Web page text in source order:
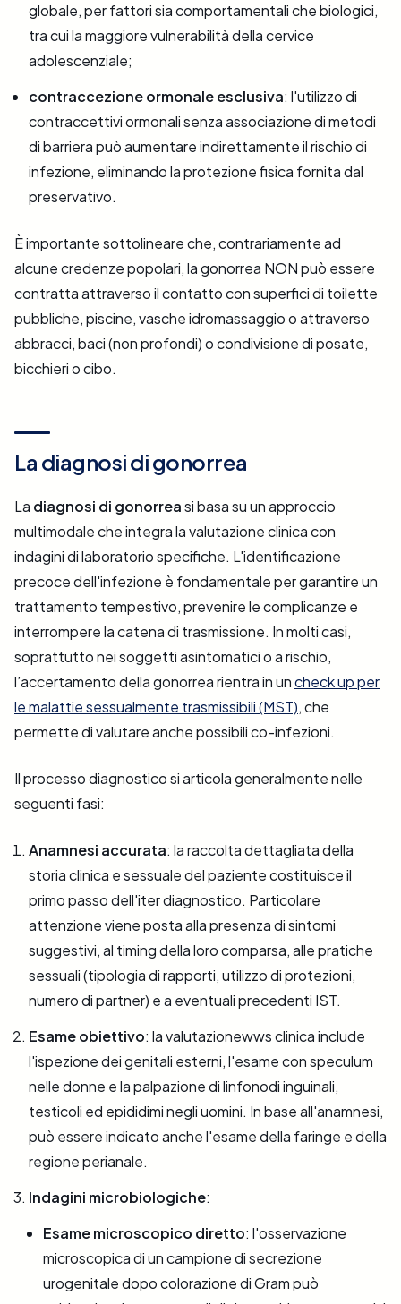
globale, per fattori sia comportamentali che biologici,
tra cui la maggiore vulnerabilità della cervice
adolescenziale;
contraccezione ormonale esclusiva: l'utilizzo di
contraccettivi ormonali senza associazione di metodi
di barriera può aumentare indirettamente il rischio di
infezione, eliminando la protezione fisica fornita dal
preservativo.
È importante sottolineare che, contrariamente ad
alcune credenze popolari, la gonorrea NON può essere
contratta attraverso il contatto con superfici di toilette
pubbliche, piscine, vasche idromassaggio o attraverso
abbracci, baci (non profondi) o condivisione di posate,
bicchieri o cibo.
La diagnosi di gonorrea
La diagnosi di gonorreasi basa su un approccio
multimodale che integra la valutazione clinica con
indagini di laboratorio specifiche. L'identificazione
precoce dell'infezione è fondamentale per garantire un
trattamento tempestivo, prevenire le complicanze e
interrompere la catena di trasmissione. In molti casi,
soprattutto nei soggetti asintomatici o a rischio,
l’accertamento della gonorrea rientra in uncheck up per
le malattie sessualmente trasmissibili (MST), che
permette di valutare anche possibili co-infezioni.
Il processo diagnostico si articola generalmente nelle
seguenti fasi:
Anamnesi accurata: la raccolta dettagliata della
storia clinica e sessuale del paziente costituisce il
primo passo dell'iter diagnostico. Particolare
attenzione viene posta alla presenza di sintomi
suggestivi, al timing della loro comparsa, alle pratiche
sessuali (tipologia di rapporti, utilizzo di protezioni,
numero di partner) e a eventuali precedenti IST.
Esame obiettivo: la valutazionewws clinica include
l'ispezione dei genitali esterni, l'esame con speculum
nelle donne e la palpazione di linfonodi inguinali,
testicoli ed epididimi negli uomini. In base all'anamnesi,
può essere indicato anche l'esame della faringe e della
regione perianale.
Indagini microbiologiche:
Esame microscopico diretto: l'osservazione
microscopica di un campione di secrezione
urogenitale dopo colorazione di Gram può